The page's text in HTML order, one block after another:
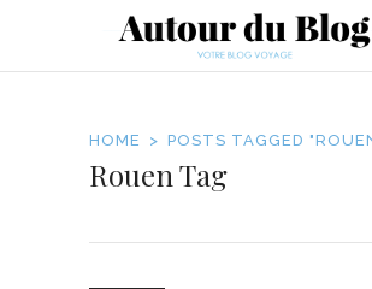
HOME POSTS TAGGED
Rouen Tag